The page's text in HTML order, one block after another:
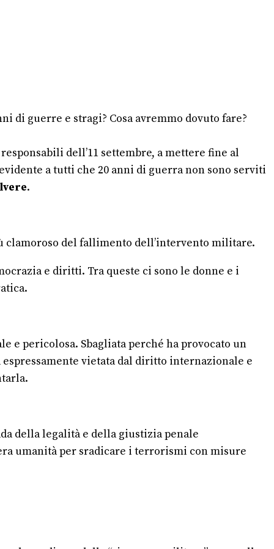
di guerre e stragi? Cosa avremmo dovuto fare?
dell’11 settembre, a mettere fine al
a tutti che 20 anni di guerra non sono serviti
.
clamoroso del fallimento dell’intervento militare.
e diritti. Tra queste ci sono le donne e i
e pericolosa. Sbagliata perché ha provocato un
vietata dal diritto internazionale e
della legalità e della giustizia penale
umanità per sradicare i terrorismi con misure